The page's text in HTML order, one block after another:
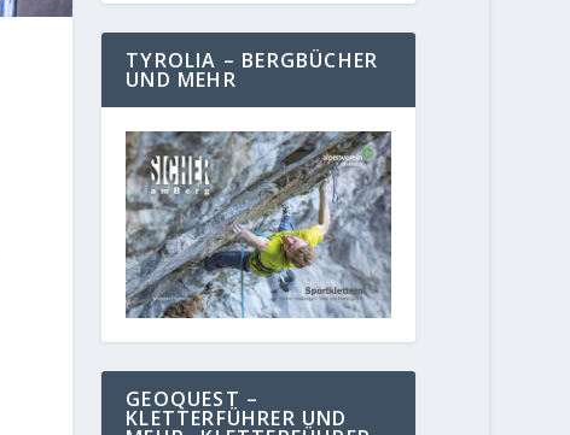
TYROLIA – BERGBÜCHER
UND MEHR
GEOQUEST –
KLETTERFÜHRER UND